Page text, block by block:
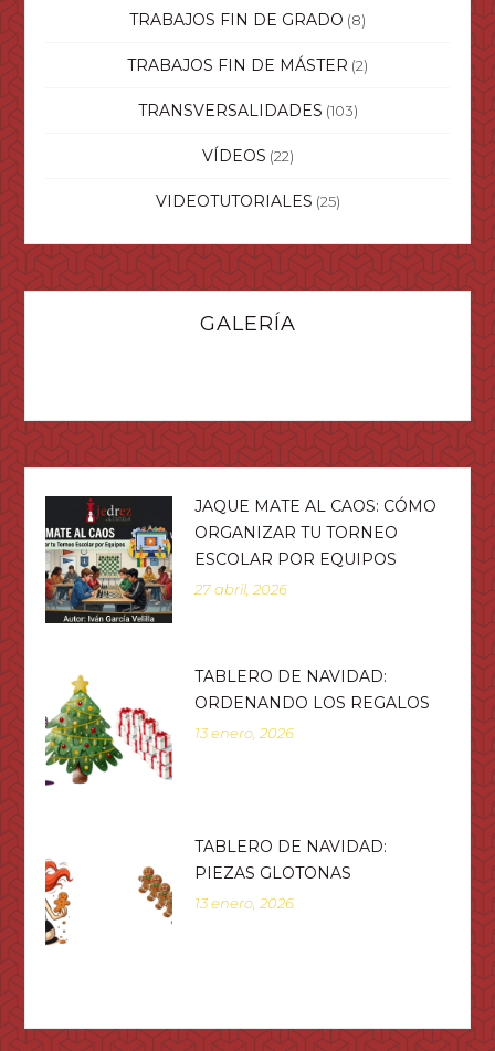
TRABAJOS FIN DE GRADO (8)
TRABAJOS FIN DE MÁSTER (2)
TRANSVERSALIDADES (103)
VÍDEOS (22)
VIDEOTUTORIALES (25)
GALERÍA
JAQUE MATE AL CAOS: CÓMO
ORGANIZAR TU TORNEO
ESCOLAR POR EQUIPOS
27 abril, 2026
TABLERO DE NAVIDAD:
ORDENANDO LOS REGALOS
13 enero, 2026
TABLERO DE NAVIDAD:
PIEZAS GLOTONAS
13 enero, 2026